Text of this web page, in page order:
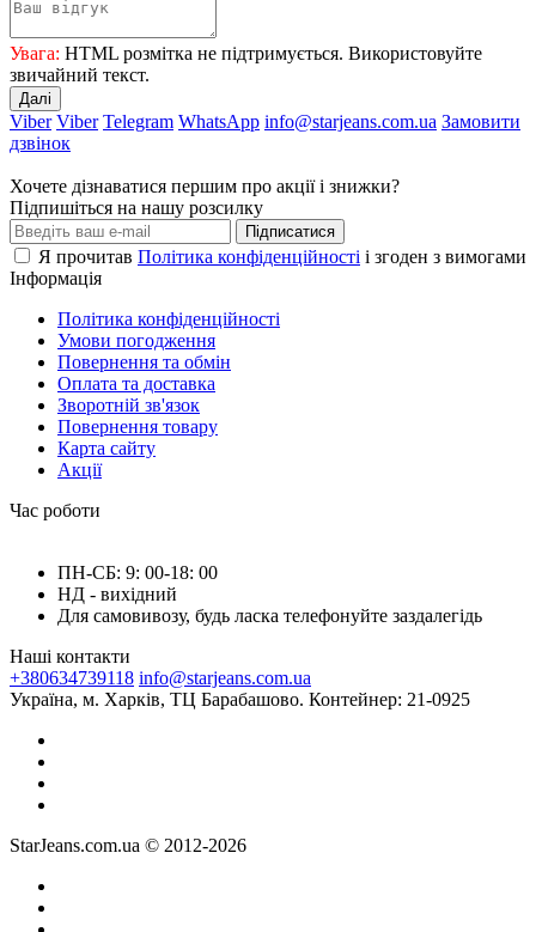
Увага: HTML розмітка не підтримується. Використовуйте
звичайний текст.
Далі
Viber Viber Telegram WhatsApp info@starjeans.com.ua Замовити
дзвінок
Хочете дізнаватися першим про акції і знижки?
Підпишіться на нашу розсилку
Підписатися
Я прочитав Політика конфіденційності і згоден з вимогами
Інформація
Політика конфіденційності
Умови погодження
Повернення та обмін
Оплата та доставка
Зворотній зв'язок
Повернення товару
Карта сайту
Акції
Час роботи
ПН-СБ: 9: 00-18: 00
НД - вихідний
Для самовивозу, будь ласка телефонуйте заздалегідь
Наші контакти
+380634739118 info@starjeans.com.ua
Україна, м. Харків, ТЦ Барабашово. Контейнер: 21-0925
StarJeans.com.ua © 2012-2026